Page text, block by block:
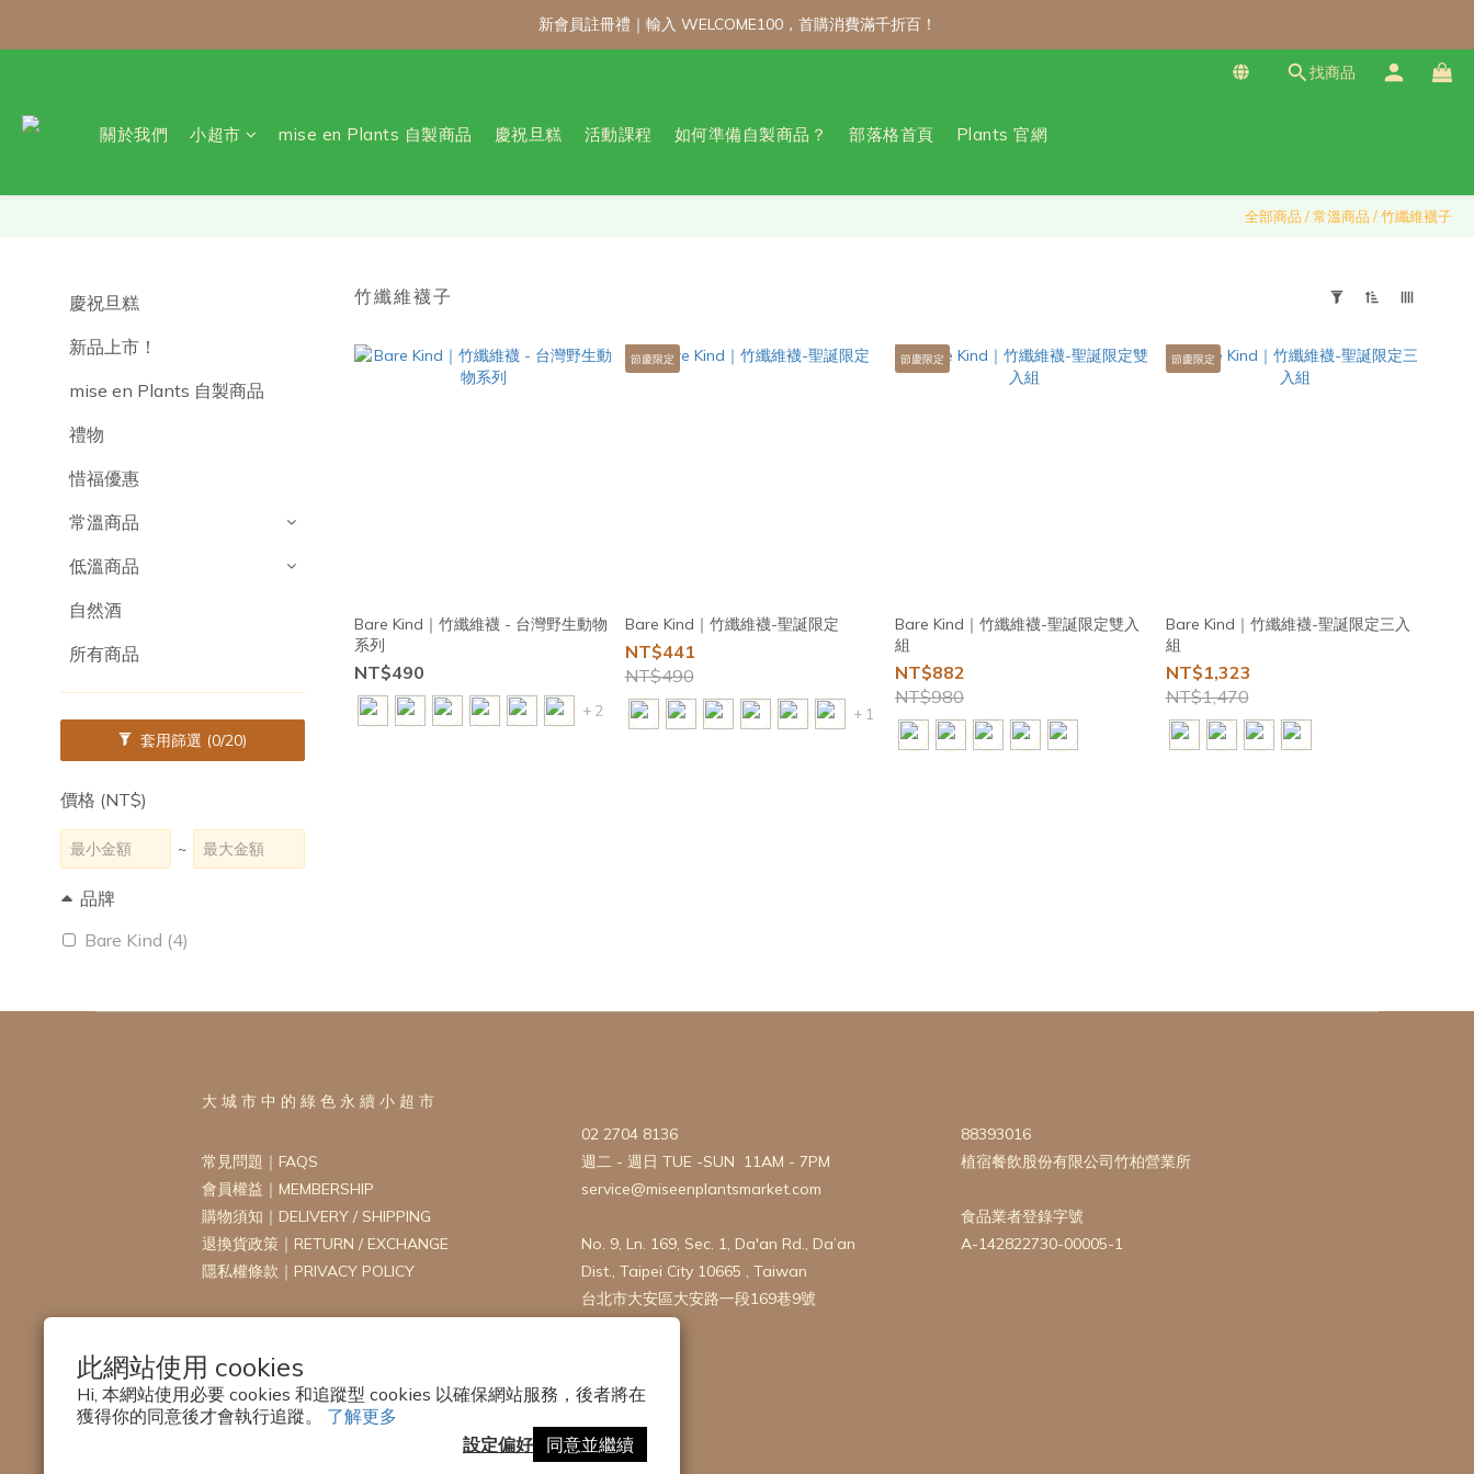
此網站使用 cookies
Hi, 本網站使用必要 cookies 和追蹤型 cookies 以確保網站服務，後者將在
獲得你的同意後才會執行追蹤。 了解更多
設定偏好
同意並繼續
新會員註冊禮｜輸入 WELCOME100，首購消費滿千折百！
新會員註冊禮｜輸入 WELCOME100，首購消費滿千折百！
新會員註冊禮｜輸入 WELCOME100，首購消費滿千折百！
找商品
關於我們 小超市 mise en Plants 自製商品 慶祝旦糕 活動課程 如何準備自製商品？ 部落格首頁 Plants 官網
全部商品 /常溫商品 /竹纖維襪子
慶祝旦糕
新品上市！
mise en Plants 自製商品
禮物
惜福優惠
常溫商品
低溫商品
自然酒
所有商品
套用篩選 (0/20)
價格 (NT$)
~
品牌
Bare Kind (4)
竹纖維襪子
Bare Kind｜竹纖維襪 - 台灣野生動物
系列
NT$490
+ 2
節慶限定
Bare Kind｜竹纖維襪-聖誕限定
NT$441
NT$490
+ 1
節慶限定
Bare Kind｜竹纖維襪-聖誕限定雙入
組
NT$882
NT$980
節慶限定
Bare Kind｜竹纖維襪-聖誕限定三入
組
NT$1,323
NT$1,470
大 城 市 中 的 綠 色 永 續 小 超 市
常見問題｜FAQS
會員權益｜MEMBERSHIP
購物須知｜DELIVERY / SHIPPING
退換貨政策｜RETURN / EXCHANGE
隱私權條款｜PRIVACY POLICY
02 2704 8136
週二 - 週日 TUE -SUN 11AM - 7PM
service@miseenplantsmarket.com
No. 9, Ln. 169, Sec. 1, Da'an Rd., Da’an
Dist., Taipei City 10665 , Taiwan
台北市大安區大安路一段169巷9號
88393016
植宿餐飲股份有限公司竹柏營業所
食品業者登錄字號
A-142822730-00005-1